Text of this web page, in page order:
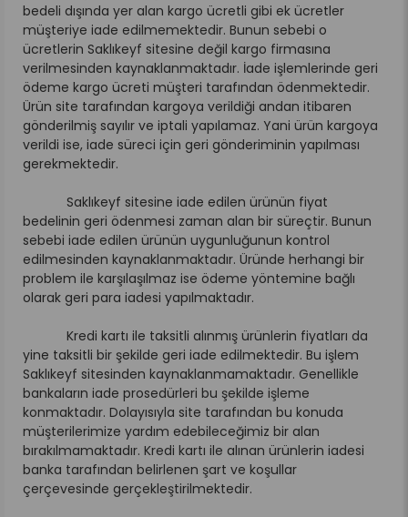
bedeli dışında yer alan kargo ücretli gibi ek ücretler
müşteriye iade edilmemektedir. Bunun sebebi o
ücretlerin Saklıkeyf sitesine değil kargo firmasına
verilmesinden kaynaklanmaktadır. İade işlemlerinde geri
ödeme kargo ücreti müşteri tarafından ödenmektedir.
Ürün site tarafından kargoya verildiği andan itibaren
gönderilmiş sayılır ve iptali yapılamaz. Yani ürün kargoya
verildi ise, iade süreci için geri gönderiminin yapılması
gerekmektedir.
Saklıkeyf sitesine iade edilen ürünün fiyat
bedelinin geri ödenmesi zaman alan bir süreçtir. Bunun
sebebi iade edilen ürünün uygunluğunun kontrol
edilmesinden kaynaklanmaktadır. Üründe herhangi bir
problem ile karşılaşılmaz ise ödeme yöntemine bağlı
olarak geri para iadesi yapılmaktadır.
Kredi kartı ile taksitli alınmış ürünlerin fiyatları da
yine taksitli bir şekilde geri iade edilmektedir. Bu işlem
Saklıkeyf sitesinden kaynaklanmamaktadır. Genellikle
bankaların iade prosedürleri bu şekilde işleme
konmaktadır. Dolayısıyla site tarafından bu konuda
müşterilerimize yardım edebileceğimiz bir alan
bırakılmamaktadır. Kredi kartı ile alınan ürünlerin iadesi
banka tarafından belirlenen şart ve koşullar
çerçevesinde gerçekleştirilmektedir.